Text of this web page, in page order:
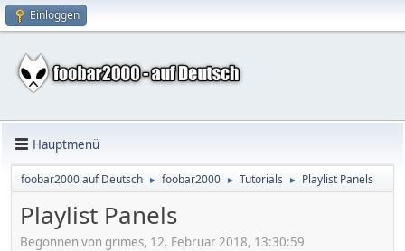
Einloggen
Hauptmenü
foobar2000 auf Deutsch ► foobar2000 ► Tutorials ► Playlist Panels
Playlist Panels
Begonnen von grimes, 12. Februar 2018, 13:30:59